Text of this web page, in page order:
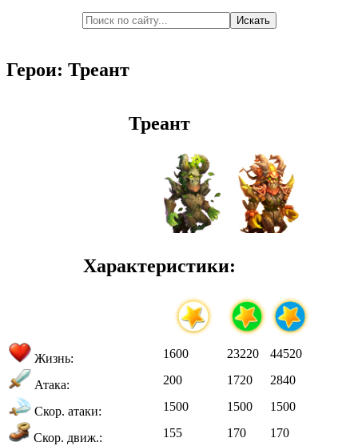
Герои: Треант
Треант
Характеристики:
Жизнь: 1600 23220 44520
Атака: 200 1720 2840
Скор. атаки: 1500 1500 1500
Скор. движ.: 155 170 170